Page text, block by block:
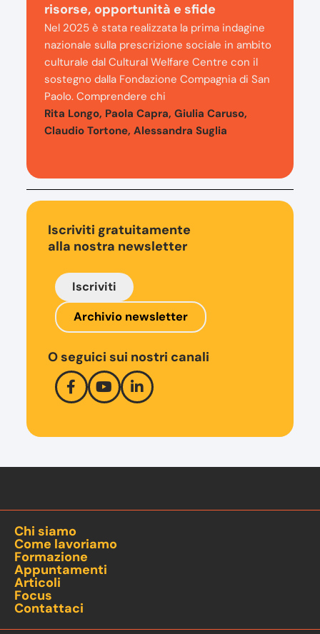
risorse, opportunità e sfide
Nel 2025 è stata realizzata la prima indagine
nazionale sulla prescrizione sociale in ambito
culturale dal Cultural Welfare Centre con il
sostegno dalla Fondazione Compagnia di San
Paolo. Comprendere chi
Rita Longo, Paola Capra, Giulia Caruso,
Claudio Tortone, Alessandra Suglia
Iscriviti gratuitamente
alla nostra newsletter
Iscriviti
Archivio newsletter
O seguici sui nostri canali
Chi siamo
Come lavoriamo
Formazione
Appuntamenti
Articoli
Focus
Contattaci